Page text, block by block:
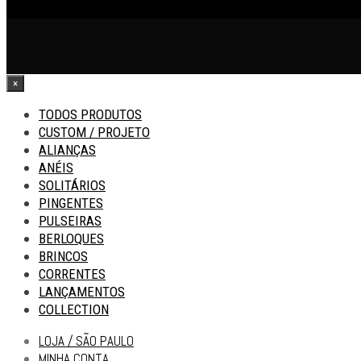
×
TODOS PRODUTOS
CUSTOM / PROJETO
ALIANÇAS
ANÉIS
SOLITÁRIOS
PINGENTES
PULSEIRAS
BERLOQUES
BRINCOS
CORRENTES
LANÇAMENTOS
COLLECTION
LOJA / SÃO PAULO